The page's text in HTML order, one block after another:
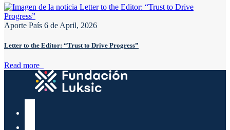
Aporte País 6 de April, 2026
Letter to the Editor: “Trust to Drive Progress”
Read more